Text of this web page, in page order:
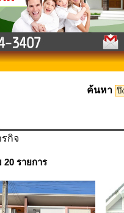
ค้นหา
กิจ
20 รายการ